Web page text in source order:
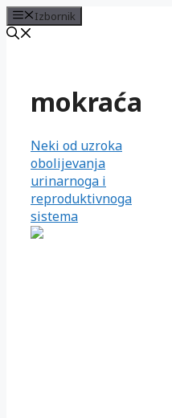
Izbornik
mokraća
Neki od uzroka
obolijevanja
urinarnoga i
reproduktivnoga
sistema